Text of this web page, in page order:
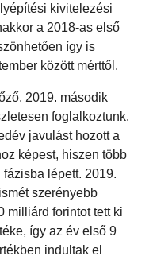
kivitelezési
a 2018-as első
így is
között mérttől.
2019. második
foglalkoztunk.
javulást hozott a
képest, hiszen több
lépett. 2019.
szerényebb
milliárd forintot tett ki
így az év első 9
indultak el